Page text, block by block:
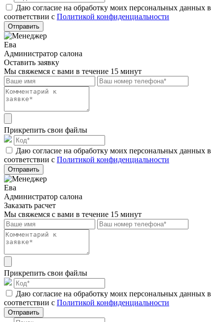
Даю согласие на обработку моих персональных данных в
соответствии с Политикой конфиденциальности
Отправить
Ева
Администратор салона
Оставить заявку
Мы свяжемся с вами в течение 15 минут
Прикрепить свои файлы
Даю согласие на обработку моих персональных данных в
соответствии с Политикой конфиденциальности
Отправить
Ева
Администратор салона
Заказать расчет
Мы свяжемся с вами в течение 15 минут
Прикрепить свои файлы
Даю согласие на обработку моих персональных данных в
соответствии с Политикой конфиденциальности
Отправить